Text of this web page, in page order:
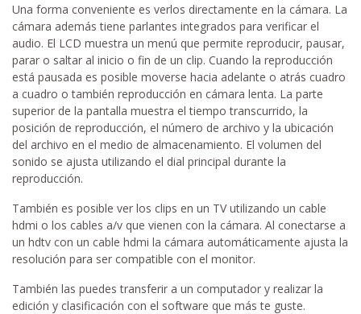
Una forma conveniente es verlos directamente en la cámara. La
cámara además tiene parlantes integrados para verificar el
audio. El LCD muestra un menú que permite reproducir, pausar,
parar o saltar al inicio o fin de un clip. Cuando la reproducción
está pausada es posible moverse hacia adelante o atrás cuadro
a cuadro o también reproducción en cámara lenta. La parte
superior de la pantalla muestra el tiempo transcurrido, la
posición de reproducción, el número de archivo y la ubicación
del archivo en el medio de almacenamiento. El volumen del
sonido se ajusta utilizando el dial principal durante la
reproducción.
También es posible ver los clips en un TV utilizando un cable
hdmi o los cables a/v que vienen con la cámara. Al conectarse a
un hdtv con un cable hdmi la cámara automáticamente ajusta la
resolución para ser compatible con el monitor.
También las puedes transferir a un computador y realizar la
edición y clasificación con el software que más te guste.